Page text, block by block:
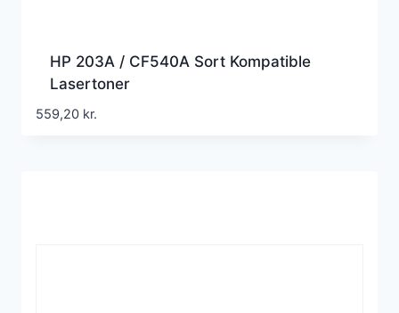
HP 203A / CF540A Sort Kompatible
Lasertoner
559,20 kr.